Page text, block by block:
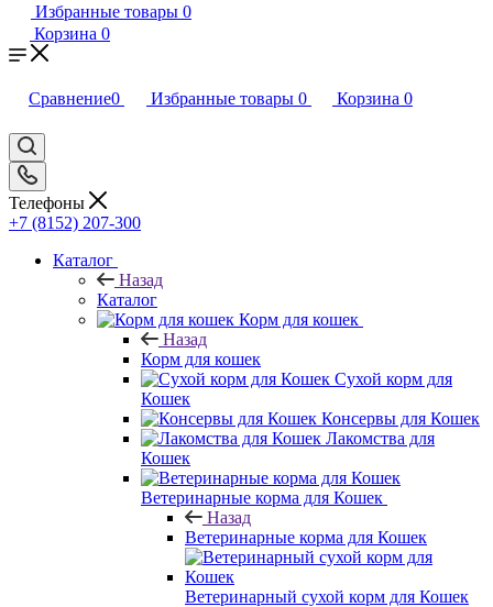
Избранные товары 0
Корзина 0
Сравнение0 Избранные товары 0 Корзина 0
Телефоны
+7 (8152) 207-300
Каталог
Назад
Каталог
Корм для кошек
Назад
Корм для кошек
Сухой корм для
Кошек
Консервы для Кошек
Лакомства для
Кошек
Ветеринарные корма для Кошек
Назад
Ветеринарные корма для Кошек
Ветеринарный сухой корм для Кошек